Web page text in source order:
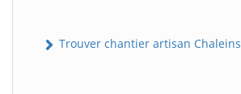
Trouver chantier artisan Chaleins